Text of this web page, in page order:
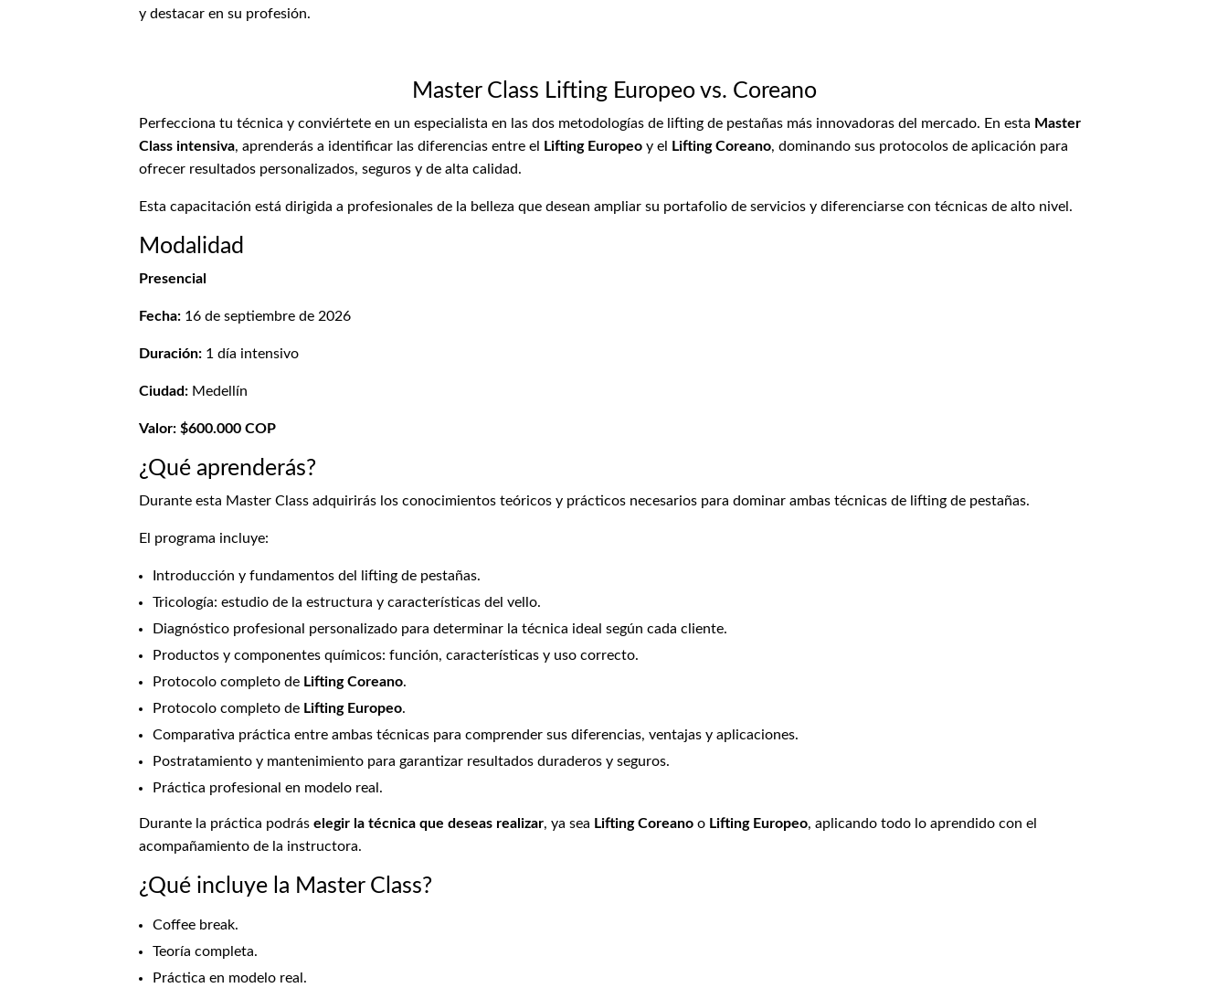
y destacar en su profesión.
Master Class Lifting Europeo vs. Coreano
Perfecciona tu técnica y conviértete en un especialista en las dos metodologías de lifting de pestañas más innovadoras del mercado. En esta Master
Class intensiva, aprenderás a identificar las diferencias entre el Lifting Europeo y el Lifting Coreano, dominando sus protocolos de aplicación para
ofrecer resultados personalizados, seguros y de alta calidad.
Esta capacitación está dirigida a profesionales de la belleza que desean ampliar su portafolio de servicios y diferenciarse con técnicas de alto nivel.
Modalidad
Presencial
Fecha: 16 de septiembre de 2026
Duración: 1 día intensivo
Ciudad: Medellín
Valor: $600.000 COP
¿Qué aprenderás?
Durante esta Master Class adquirirás los conocimientos teóricos y prácticos necesarios para dominar ambas técnicas de lifting de pestañas.
El programa incluye:
Introducción y fundamentos del lifting de pestañas.
Tricología: estudio de la estructura y características del vello.
Diagnóstico profesional personalizado para determinar la técnica ideal según cada cliente.
Productos y componentes químicos: función, características y uso correcto.
Protocolo completo de Lifting Coreano.
Protocolo completo de Lifting Europeo.
Comparativa práctica entre ambas técnicas para comprender sus diferencias, ventajas y aplicaciones.
Postratamiento y mantenimiento para garantizar resultados duraderos y seguros.
Práctica profesional en modelo real.
Durante la práctica podrás elegir la técnica que deseas realizar, ya sea Lifting Coreano o Lifting Europeo, aplicando todo lo aprendido con el
acompañamiento de la instructora.
¿Qué incluye la Master Class?
Coffee break.
Teoría completa.
Práctica en modelo real.